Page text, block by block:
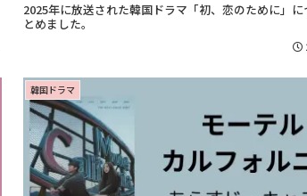
2025年に放送された韓国ドラマ「初、恋のために」に
とめました。
韓国ドラマ